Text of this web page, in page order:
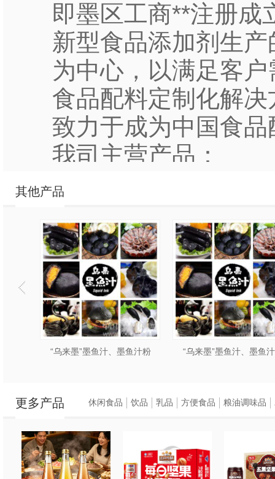
即墨区工商**注册成
新型食品添加剂生
为中心，以满足客
食品配料定制化解
致力于成为中国食
我司主营产品：
1. ”水多宝“专业保
保水产品配套，
以满足不同渠道客户
2.”护色先锋”专注于
还原的新型护色抗
感；
肉、鱼肉等产品的粘
4.“乌来墨”墨鱼汁产
墨鱼汁原有色泽和
其他产品
“乌来墨”墨鱼汁、墨鱼汁粉 “乌来墨”墨鱼汁、墨鱼
更多产品 休闲食品 饮品 乳品 方便食品 粮油调味品